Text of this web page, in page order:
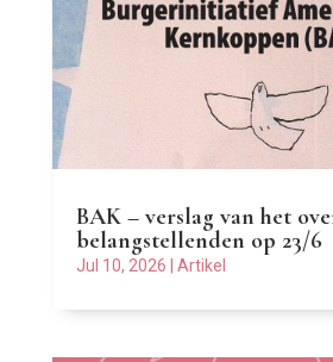
BAK – verslag van het
belangstellenden op 23/6
Jul 10, 2026 Artikel